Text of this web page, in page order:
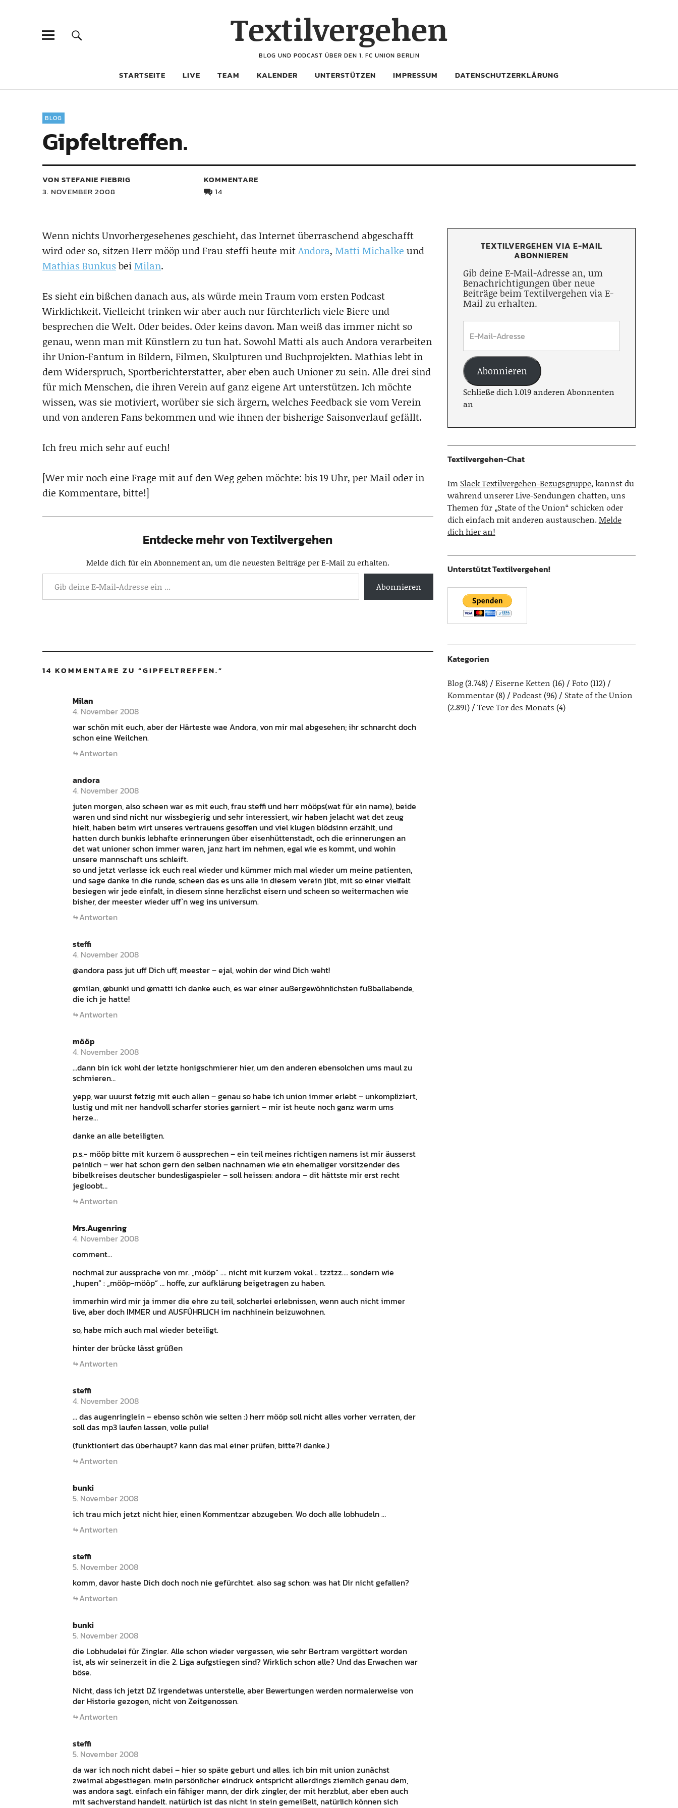
Textilvergehen
BLOG UND PODCAST ÜBER DEN 1. FC UNION BERLIN
STARTSEITE LIVE TEAM KALENDER UNTERSTÜTZEN IMPRESSUM DATENSCHUTZERKLÄRUNG
BLOG
Gipfeltreffen.
VON STEFANIE FIEBRIG
3. NOVEMBER 2008
KOMMENTARE
14
Wenn nichts Unvorhergesehenes geschieht, das Internet überraschend abgeschafft
wird oder so, sitzen Herr mööp und Frau steffi heute mitAndora, Matti Michalke und
Mathias BunkusbeiMilan.
Es sieht ein bißchen danach aus, als würde mein Traum vom ersten Podcast
Wirklichkeit. Vielleicht trinken wir aber auch nur fürchterlich viele Biere und
besprechen die Welt. Oder beides. Oder keins davon. Man weiß das immer nicht so
genau, wenn man mit Künstlern zu tun hat. Sowohl Matti als auch Andora verarbeiten
ihr Union-Fantum in Bildern, Filmen, Skulpturen und Buchprojekten. Mathias lebt in
dem Widerspruch, Sportberichterstatter, aber eben auch Unioner zu sein. Alle drei sind
für mich Menschen, die ihren Verein auf ganz eigene Art unterstützen. Ich möchte
wissen, was sie motiviert, worüber sie sich ärgern, welches Feedback sie vom Verein
und von anderen Fans bekommen und wie ihnen der bisherige Saisonverlauf gefällt.
Ich freu mich sehr auf euch!
[Wer mir noch eine Frage mit auf den Weg geben möchte: bis 19 Uhr, per Mail oder in
die Kommentare, bitte!]
Entdecke mehr von Textilvergehen
Melde dich für ein Abonnement an, um die neuesten Beiträge per E-Mail zu erhalten.
Abonnieren
14 KOMMENTARE ZU “GIPFELTREFFEN.”
Milan
4. November 2008
war schön mit euch, aber der Härteste wae Andora, von mir mal abgesehen; ihr schnarcht doch
schon eine Weilchen.
Antworten
andora
4. November 2008
juten morgen, also scheen war es mit euch, frau steffi und herr mööps(wat für ein name), beide
waren und sind nicht nur wissbegierig und sehr interessiert, wir haben jelacht wat det zeug
hielt, haben beim wirt unseres vertrauens gesoffen und viel klugen blödsinn erzählt, und
hatten durch bunkis lebhafte erinnerungen über eisenhüttenstadt, och die erinnerungen an
det wat unioner schon immer waren, janz hart im nehmen, egal wie es kommt, und wohin
unsere mannschaft uns schleift.
so und jetzt verlasse ick euch real wieder und kümmer mich mal wieder um meine patienten,
und sage danke in die runde, scheen das es uns alle in diesem verein jibt, mit so einer vielfalt
besiegen wir jede einfalt, in diesem sinne herzlichst eisern und scheen so weitermachen wie
bisher, der meester wieder uff`n weg ins universum.
Antworten
steffi
4. November 2008
@andora pass jut uff Dich uff, meester – ejal, wohin der wind Dich weht!
@milan, @bunki und @matti ich danke euch, es war einer außergewöhnlichsten fußballabende,
die ich je hatte!
Antworten
mööp
4. November 2008
…dann bin ick wohl der letzte honigschmierer hier, um den anderen ebensolchen ums maul zu
schmieren…
yepp, war uuurst fetzig mit euch allen – genau so habe ich union immer erlebt – unkompliziert,
lustig und mit ner handvoll scharfer stories garniert – mir ist heute noch ganz warm ums
herze…
danke an alle beteiligten.
p.s.- mööp bitte mit kurzem ö aussprechen – ein teil meines richtigen namens ist mir äusserst
peinlich – wer hat schon gern den selben nachnamen wie ein ehemaliger vorsitzender des
bibelkreises deutscher bundesligaspieler – soll heissen: andora – dit hättste mir erst recht
jegloobt…
Antworten
Mrs.Augenring
4. November 2008
comment…
nochmal zur aussprache von mr. „mööp“ …. nicht mit kurzem vokal .. tzztzz…. sondern wie
„hupen“ : „mööp-mööp“ … hoffe, zur aufklärung beigetragen zu haben.
immerhin wird mir ja immer die ehre zu teil, solcherlei erlebnissen, wenn auch nicht immer
live, aber doch IMMER und AUSFÜHRLICH im nachhinein beizuwohnen.
so, habe mich auch mal wieder beteiligt.
hinter der brücke lässt grüßen
Antworten
steffi
4. November 2008
… das augenringlein – ebenso schön wie selten :) herr mööp soll nicht alles vorher verraten, der
soll das mp3 laufen lassen, volle pulle!
(funktioniert das überhaupt? kann das mal einer prüfen, bitte?! danke.)
Antworten
bunki
5. November 2008
ich trau mich jetzt nicht hier, einen Kommentzar abzugeben. Wo doch alle lobhudeln …
Antworten
steffi
5. November 2008
komm, davor haste Dich doch noch nie gefürchtet. also sag schon: was hat Dir nicht gefallen?
Antworten
bunki
5. November 2008
die Lobhudelei für Zingler. Alle schon wieder vergessen, wie sehr Bertram vergöttert worden
ist, als wir seinerzeit in die 2. Liga aufgstiegen sind? Wirklich schon alle? Und das Erwachen war
böse.
Nicht, dass ich jetzt DZ irgendetwas unterstelle, aber Bewertungen werden normalerweise von
der Historie gezogen, nicht von Zeitgenossen.
Antworten
steffi
5. November 2008
da war ich noch nicht dabei – hier so späte geburt und alles. ich bin mit union zunächst
zweimal abgestiegen. mein persönlicher eindruck entspricht allerdings ziemlich genau dem,
was andora sagt. einfach ein fähiger mann, der dirk zingler, der mit herzblut, aber eben auch
mit sachverstand handelt. natürlich ist das nicht in stein gemeißelt, natürlich können sich
TEXTILVERGEHEN VIA E-MAIL
ABONNIEREN
Gib deine E-Mail-Adresse an, um
Benachrichtigungen über neue
Beiträge beim Textilvergehen via E-
Mail zu erhalten.
Abonnieren
Schließe dich 1.019 anderen Abonnenten
an
Textilvergehen-Chat
Im Slack Textilvergehen-Bezugsgruppe, kannst du
während unserer Live-Sendungen chatten, uns
Themen für „State of the Union“ schicken oder
dich einfach mit anderen austauschen.Melde
dich hier an!
Unterstützt Textilvergehen!
Kategorien
Blog(3.748) Eiserne Ketten (16) Foto (112)
Kommentar(8) Podcast(96)
State of the Union
(2.891)
Teve Tor des Monats (4)